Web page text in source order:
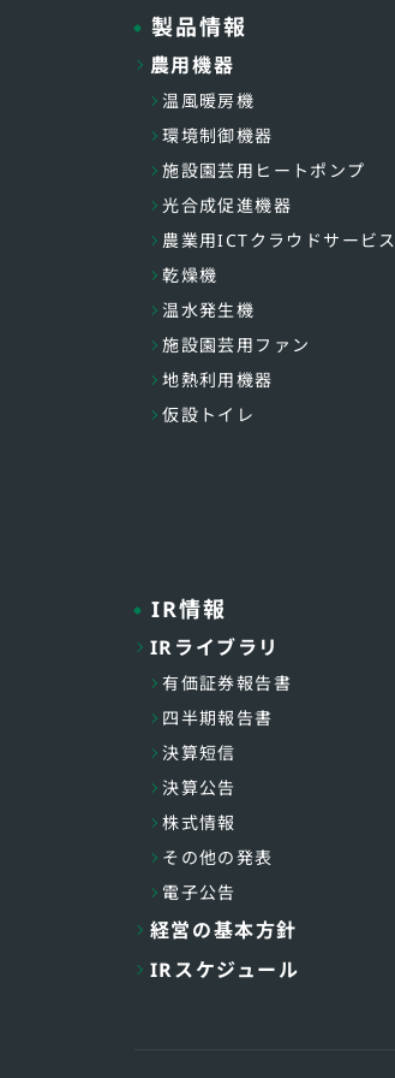
製品情報
農用機器
温風暖房機
環境制御機器
施設園芸用ヒートポンプ
光合成促進機器
農業用ICTクラウドサービス
乾燥機
温水発生機
施設園芸用ファン
地熱利用機器
仮設トイレ
IR情報
IRライブラリ
有価証券報告書
四半期報告書
決算短信
決算公告
株式情報
その他の発表
電子公告
経営の基本方針
IRスケジュール